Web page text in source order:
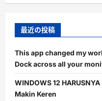
最近の投稿
This app changed my
Dock across all your
WINDOWS 12
Makin Keren